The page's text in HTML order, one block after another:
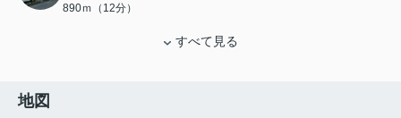
890ｍ（12分）
すべて見る
地図